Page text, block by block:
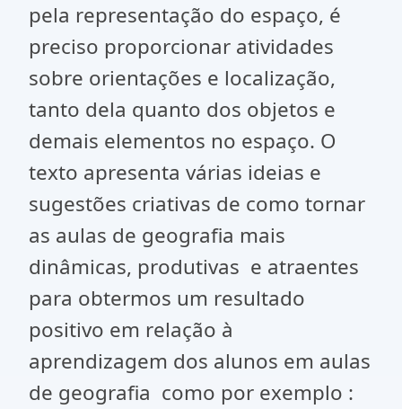
pela representação do espaço, é
preciso proporcionar atividades
sobre orientações e localização,
tanto dela quanto dos objetos e
demais elementos no espaço. O
texto apresenta várias ideias e
sugestões criativas de como tornar
as aulas de geografia mais
dinâmicas, produtivas e atraentes
para obtermos um resultado
positivo em relação à
aprendizagem dos alunos em aulas
de geografia como por exemplo :